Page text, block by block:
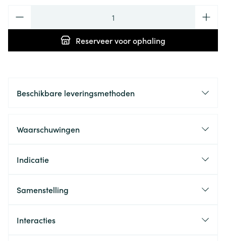
Reserveervoor ophaling
Beschikbare leveringsmethoden
Waarschuwingen
Indicatie
Samenstelling
Interacties